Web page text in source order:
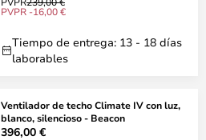
PVPR -16,00 €
Tiempo de entrega: 13 - 18 días
laborables
Ventilador de techo Climate IV con luz,
blanco, silencioso - Beacon
396,00 €